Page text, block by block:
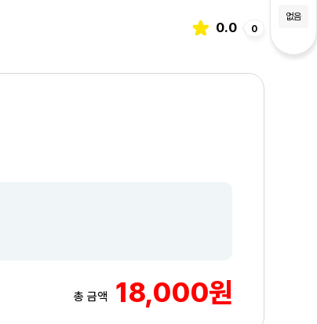
없음
0.0 0
총 금액 18,000원